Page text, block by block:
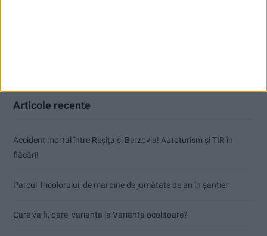
Articole recente
Accident mortal între Reșița și Berzovia! Autoturism și TIR în
flăcări!
Parcul Tricolorului, de mai bine de jumătate de an în șantier
Care va fi, oare, varianta la Varianta ocolitoare?